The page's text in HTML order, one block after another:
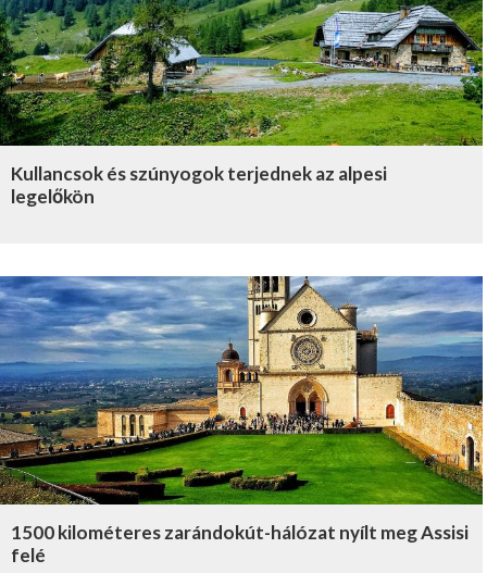
Kullancsok és szúnyogok terjednek az alpesi
legelőkön
1500 kilométeres zarándokút-hálózat nyílt meg Assisi
felé